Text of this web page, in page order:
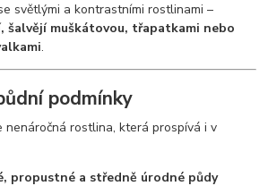
světlými a kontrastními rostlinami –
šalvějí muškátovou, třapatkami nebo
.
podmínky
nenáročná rostlina, která prospívá i v
propustné a středně úrodné půdy